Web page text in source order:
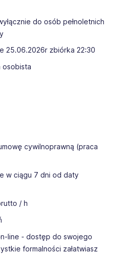
do osób pełnoletnich
25.06.2026r zbiórka 22:30
osobista
cywilnoprawną (praca
w ciągu 7 dni od daty
/ h
line - dostęp do swojego
formalności załatwiasz